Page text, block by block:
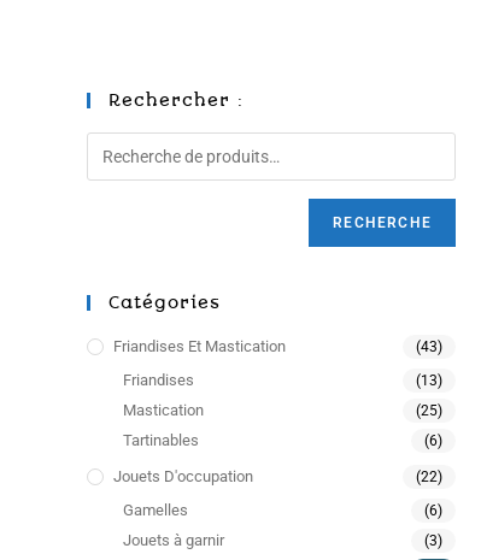
Rechercher :
RECHERCHE
Catégories
Friandises Et Mastication (43)
Friandises (13)
Mastication (25)
Tartinables (6)
Jouets D'occupation (22)
Gamelles (6)
Jouets à garnir (3)